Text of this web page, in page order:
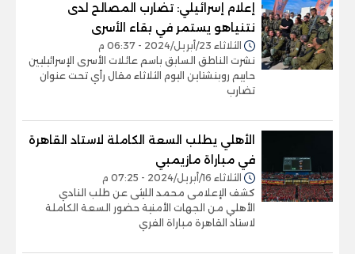
إعلام إسرائيلي: تضارب المصالح لدى
نتنياهو يستمر في بقاء الأسرى
الثلاثاء 23/أبريل/2024 - 06:37 م
نشرت الناطق السابق باسم عائلات الأسرى الإسرائيليين
حاييم روبنشتاين اليوم الثلاثاء مقال رأي تحت عنوان
تضارب
الأهلي يطلب السعة الكاملة لاستاد القاهرة
في مباراة مازيمبي
الثلاثاء 16/أبريل/2024 - 07:25 م
كشف الإعلامى محمد الليثى عن طلب النادي
الأهلي من الجهات الأمنية حضور السعة الكاملة
لاستاد القاهرة مباراة الفري